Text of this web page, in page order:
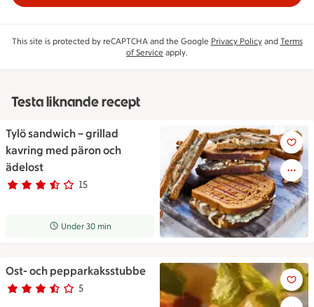
This site is protected by reCAPTCHA and the Google Privacy Policyand Terms
of Service apply.
Testa liknande recept
Tylö sandwich – grillad
kavring med päron och
ädelost
Betyg 3.4 av 5. 15
15 personer har röstat
Receptet tar Under 30 min att tillaga
Under 30 min
Tylö sandwich – grillad
Ost- och pepparkaksstubbe
Betyg 3.2 av 5. 5
5 personer har röstat
Ost- och pepparkaksstubbe